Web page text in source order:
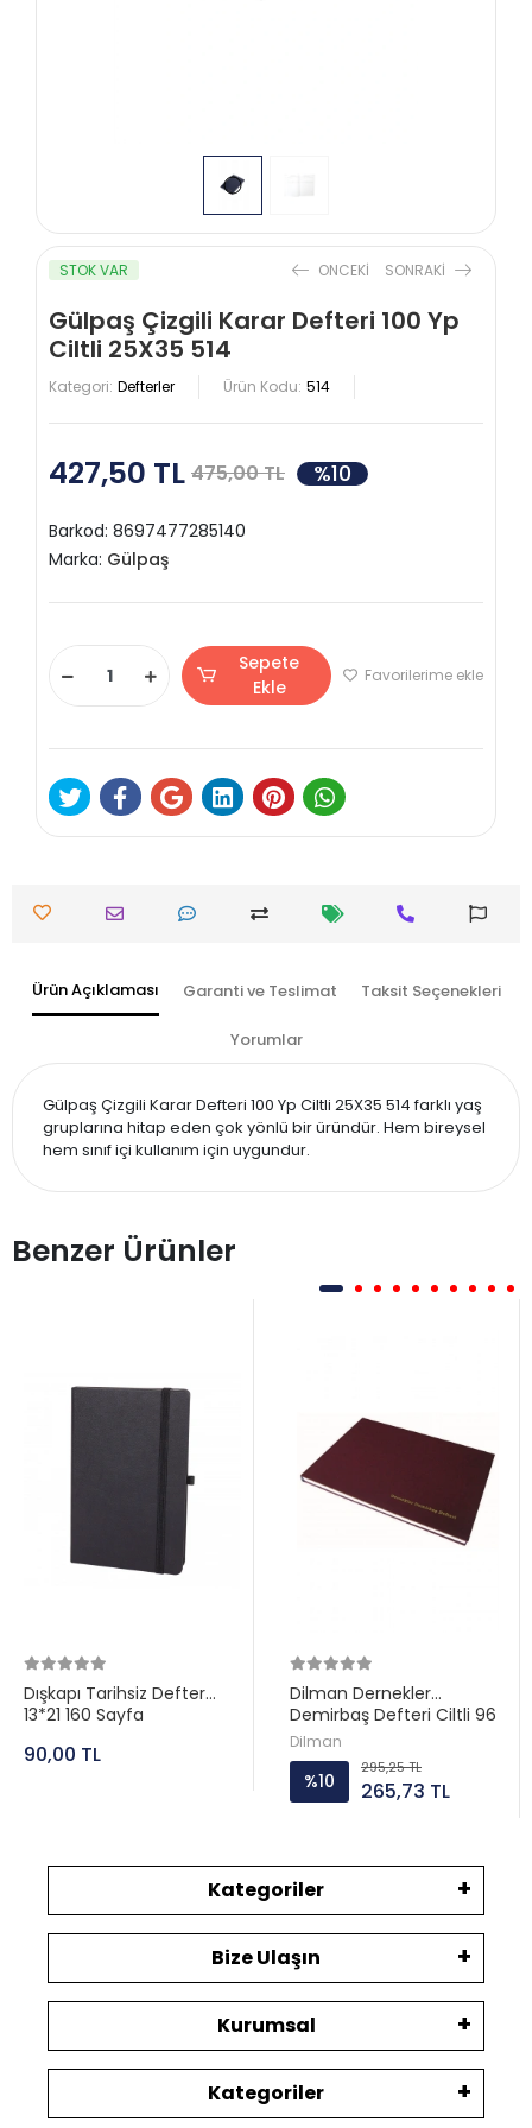
STOK VAR ONCEKI SONRAKI
Gülpaş Çizgili Karar Defteri 100 Yp
Ciltli 25X35 514
Kategori: Defterler Ürün Kodu: 514
427,50 TL 475,00 TL %10
Barkod: 8697477285140
Marka: Gülpaş
Sepete
Ekle
Favorilerime ekle
Ürün Açıklaması Garanti ve Teslimat Taksit Seçenekleri
Yorumlar
Gülpaş Çizgili Karar Defteri 100 Yp Ciltli 25X35 514 farklı yaş
gruplarına hitap eden çok yönlü bir üründür. Hem bireysel
hem sınıf içi kullanım için uygundur.
Benzer Ürünler
Dışkapı Tarihsiz Defter
13*21 160 Sayfa
90,00 TL
Dilman Dernekler
Demirbaş Defteri Ciltli 96
Yp
Dilman
%10
295,25 TL
265,73 TL
Kategoriler
Bize Ulaşın
Kurumsal
Kategoriler